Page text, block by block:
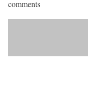
comments